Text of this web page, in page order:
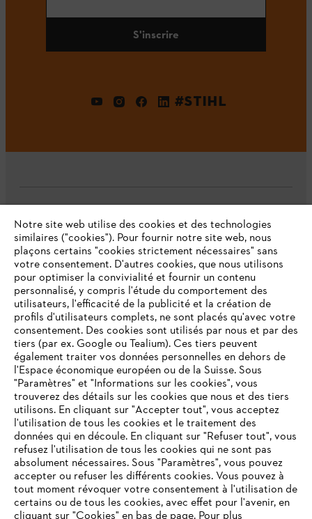
S'inscrire
#STIHL
L'Entreprise
Questions fréquentes
Service
Politique de protection des données
Mentions légales Cookies
Informations juridiques
VOTRE NAVIGATEUR INTERNET
N'EST PLUS PRIS EN CHARGE
Vous utilisez un navigateur Internet que nous ne prenons plus
en charge, et certaines fonctionnalités de notre site ne
peuvent fonctionner correctement. Pour une utilisation
optimale de notre site, nous vous recommandons de passer à
l'un des navigateurs suivants :
Notre site web utilise des cookies et des technologies
similaires ("cookies"). Pour fournir notre site web, nous
plaçons certains "cookies strictement nécessaires" sans
votre consentement. D'autres cookies, que nous utilisons
pour optimiser la convivialité et fournir un contenu
personnalisé, y compris l'étude du comportement des
utilisateurs, l'efficacité de la publicité et la création de
profils d'utilisateurs complets, ne sont placés qu'avec votre
consentement. Des cookies sont utilisés par nous et par des
tiers (par ex. Google ou Tealium). Ces tiers peuvent
également traiter vos données personnelles en dehors de
l'Espace économique européen ou de la Suisse. Sous
"Paramètres" et "Informations sur les cookies", vous
trouverez des détails sur les cookies que nous et des tiers
utilisons. En cliquant sur "Accepter tout", vous acceptez
l'utilisation de tous les cookies et le traitement des
données qui en découle. En cliquant sur "Refuser tout", vous
refusez l'utilisation de tous les cookies qui ne sont pas
absolument nécessaires. Sous "Paramètres", vous pouvez
accepter ou refuser les différents cookies. Vous pouvez à
tout moment révoquer votre consentement à l'utilisation de
certains ou de tous les cookies, avec effet pour l'avenir, en